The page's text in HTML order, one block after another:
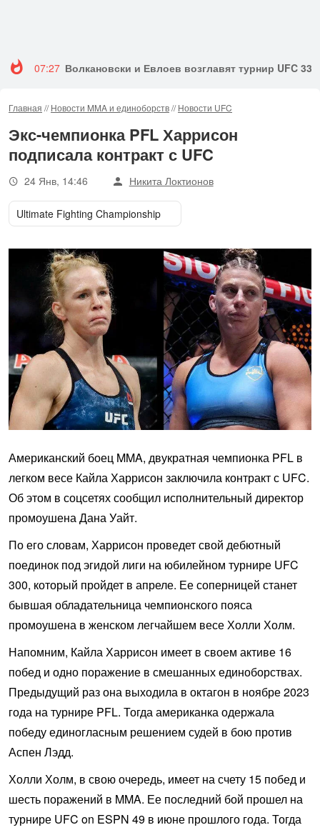
07:27 Волкановски и Евлоев возглавят турнир UFC 333
Главная //Новости MMA и единоборств//Новости UFC
Экс-чемпионка PFL Харрисон
подписала контракт с UFC
24 Янв, 14:46 Никита Локтионов
Ultimate Fighting Championship
Американский боец MMA, двукратная чемпионка PFL в
легком весе Кайла Харрисон заключила контракт с UFC.
Об этом в соцсетях сообщил исполнительный директор
промоушена Дана Уайт.
По его словам, Харрисон проведет свой дебютный
поединок под эгидой лиги на юбилейном турнире UFC
300, который пройдет в апреле. Ее соперницей станет
бывшая обладательница чемпионского пояса
промоушена в женском легчайшем весе Холли Холм.
Напомним, Кайла Харрисон имеет в своем активе 16
побед и одно поражение в смешанных единоборствах.
Предыдущий раз она выходила в октагон в ноябре 2023
года на турнире PFL. Тогда американка одержала
победу единогласным решением судей в бою против
Аспен Лэдд.
Холли Холм, в свою очередь, имеет на счету 15 побед и
шесть поражений в MMA. Ее последний бой прошел на
турнире UFC on ESPN 49 в июне прошлого года. Тогда